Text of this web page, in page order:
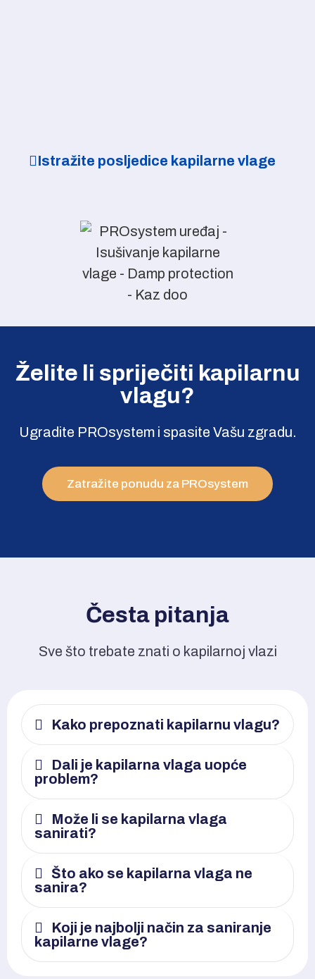
Istražite posljedice kapilarne vlage
Želite li spriječiti kapilarnu
vlagu?
Ugradite PROsystem i spasite Vašu zgradu.
Zatražite ponudu za PROsystem
Česta pitanja
Sve što trebate znati o kapilarnoj vlazi
Kako prepoznati kapilarnu vlagu?
Dali je kapilarna vlaga uopće
problem?
Može li se kapilarna vlaga
sanirati?
Što ako se kapilarna vlaga ne
sanira?
Koji je najbolji način za saniranje
kapilarne vlage?